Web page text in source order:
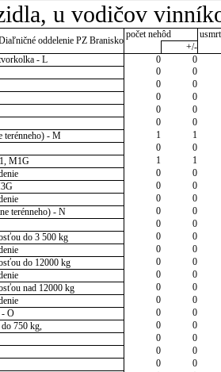
u vodičov
oddelenie PZ Branisko
počet nehôd
+/-
- L
0
0
0
0
0
0
0
0
0
0
0
0
terénneho) - M
1
1
0
0
M1G
1
1
0
0
0
0
0
0
terénneho) - N
0
0
0
0
do 3 500 kg
0
0
0
0
do 12000 kg
0
0
0
0
nad 12000 kg
0
0
0
0
- O
0
0
750 kg,
0
0
0
0
0
0
0
0